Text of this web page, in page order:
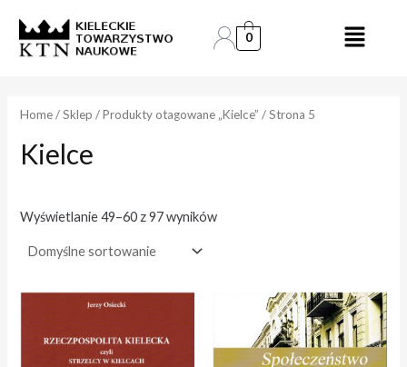
content
0
Home/Sklep /Produkty otagowane „Kielce” / Strona 5
Kielce
Wyświetlanie 49–60 z 97 wyników